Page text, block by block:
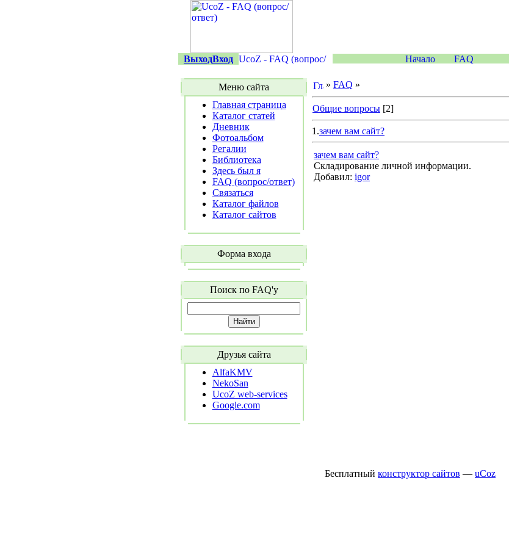
ВыходВход
Меню сайта
Главная страница
Каталог статей
Дневник
Фотоальбом
Регалии
Библиотека
Здесь был я
FAQ (вопрос/ответ)
Связаться
Каталог файлов
Каталог сайтов
Форма входа
Поиск по FAQ'у
Друзья сайта
AlfaKMV
NekoSan
UcoZ web-services
Google.com
» FAQ »
Общие вопросы [2]
1.зачем вам сайт?
зачем вам сайт?
Складирование личной информации.
Добавил: igor
Бесплатный конструктор сайтов — uCoz